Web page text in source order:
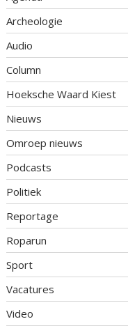
Archeologie
Audio
Column
Hoeksche Waard Kiest
Nieuws
Omroep nieuws
Podcasts
Politiek
Reportage
Roparun
Sport
Vacatures
Video